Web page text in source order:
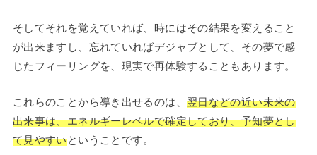
そしてそれを覚えていれば、時にはその結果を変えること
が出来ますし、忘れていればデジャブとして、その夢で感
じたフィーリングを、現実で再体験することもあります。
これらのことから導き出せるのは、 翌日などの近い未来の
出来事は、エネルギーレベルで確定しており、予知夢とし
て見やすいということです。